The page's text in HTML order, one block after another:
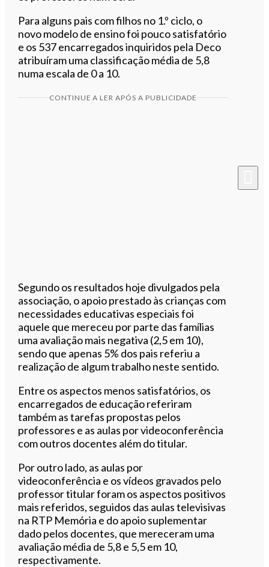
Para alguns pais com filhos no 1.º ciclo, o
novo modelo de ensino foi pouco satisfatório
e os 537 encarregados inquiridos pela Deco
atribuíram uma classificação média de 5,8
numa escala de 0 a 10.
CONTINUE A LER APÓS A PUBLICIDADE
Segundo os resultados hoje divulgados pela
associação, o apoio prestado às crianças com
necessidades educativas especiais foi
aquele que mereceu por parte das famílias
uma avaliação mais negativa (2,5 em 10),
sendo que apenas 5% dos pais referiu a
realização de algum trabalho neste sentido.
Entre os aspectos menos satisfatórios, os
encarregados de educação referiram
também as tarefas propostas pelos
professores e as aulas por videoconferência
com outros docentes além do titular.
Por outro lado, as aulas por
videoconferência e os vídeos gravados pelo
professor titular foram os aspectos positivos
mais referidos, seguidos das aulas televisivas
na RTP Memória e do apoio suplementar
dado pelos docentes, que mereceram uma
avaliação média de 5,8 e 5,5 em 10,
respectivamente.